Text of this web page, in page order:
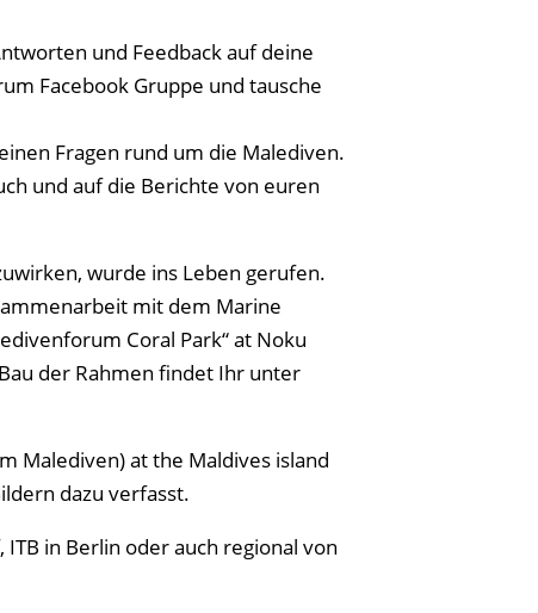
und Feedback auf deine
Facebook Gruppe und tausche
Fragen rund um die Malediven.
und auf die Berichte von euren
wurde ins Leben gerufen.
mit dem Marine
Coral Park“ at Noku
der Rahmen findet Ihr unter
Malediven) at the Maldives island
dazu verfasst.
in Berlin oder auch regional von